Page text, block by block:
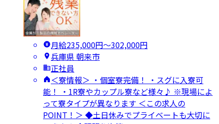
月給235,000円〜302,000円
兵庫県 朝来市
正社員
＜寮情報＞ ・個室寮完備！ ・スグに入寮可
能！ ・1R寮やカップル寮など様々♪ ※現場によ
って寮タイプが異なります ＜この求人の
POINT！＞ ◆土日休みでプライベートも大切に